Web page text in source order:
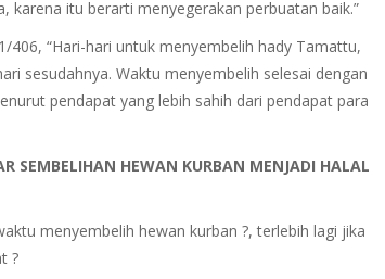
karena itu berarti menyegerakan perbuatan baik.”
“Hari-hari untuk menyembelih hady Tamattu,
sesudahnya. Waktu menyembelih selesai dengan
pendapat yang lebih sahih dari pendapat para
SEMBELIHAN HEWAN KURBAN MENJADI HALAL
menyembelih hewan kurban ?, terlebih lagi jika
?